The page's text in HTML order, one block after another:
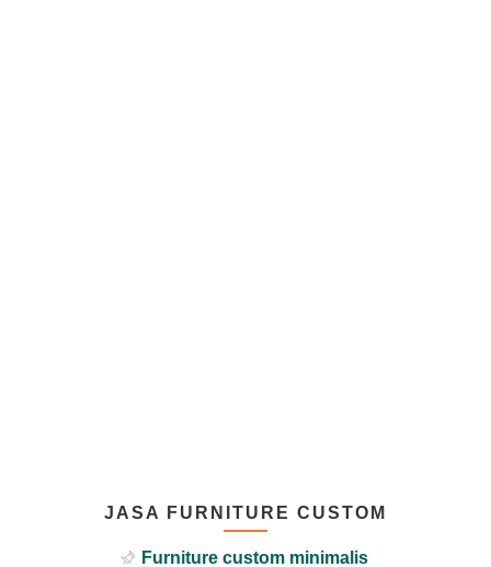
JASA FURNITURE CUSTOM
Furniture custom minimalis